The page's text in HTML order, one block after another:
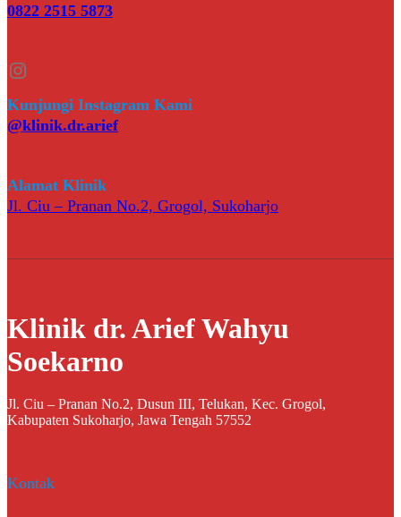
0822 2515 5873
Instagram
Kunjungi Instagram Kami
@klinik.dr.arief
Alamat Klinik
Jl. Ciu – Pranan No.2, Grogol, Sukoharjo
Klinik dr. Arief Wahyu
Soekarno
Jl. Ciu – Pranan No.2, Dusun III, Telukan, Kec. Grogol,
Kabupaten Sukoharjo, Jawa Tengah 57552
Kontak